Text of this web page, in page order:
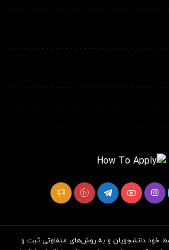
خود دانشجویان و به روش‌های متفاوتی ثبت و